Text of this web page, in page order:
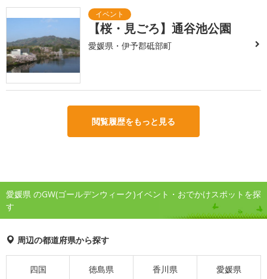
【桜・見ごろ】通谷池公園
愛媛県・伊予郡砥部町
閲覧履歴をもっと見る
愛媛県 のGW(ゴールデンウィーク)イベント・おでかけスポットを探
す
周辺の都道府県から探す
四国 徳島県 香川県 愛媛県